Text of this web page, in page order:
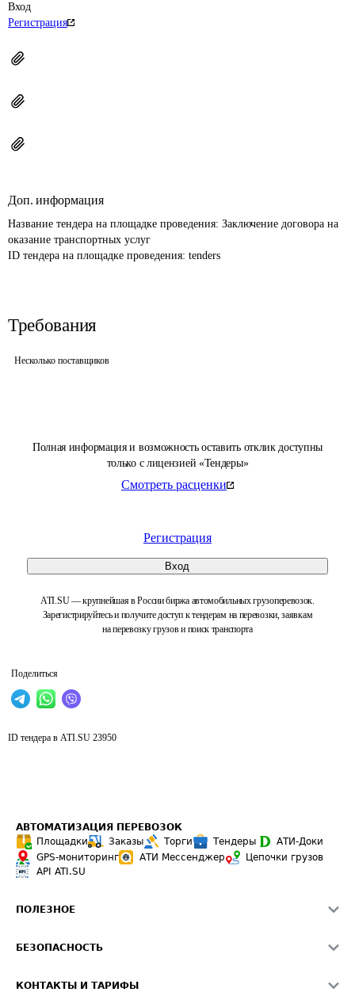
Полная информация и возможность оставить отклик доступны
только с лицензией «Тендеры»
Смотреть расценки
Регистрация
Вход
ATI.SU — крупнейшая в России биржа автомобильных грузоперевозок.
Зарегистрируйтесь и получите доступ к тендерам на перевозки, заявкам
на перевозку грузов и поиск транспорта
Поделиться
Вход
Регистрация
Доп. информация
Название тендера на площадке проведения: Заключение договора на
оказание транспортных услуг
ID тендера на площадке проведения: tenders
Требования
Несколько поставщиков
ID тендера в ATI.SU 23950
АВТОМАТИЗАЦИЯ ПЕРЕВОЗОК
Площадки
Заказы Торги Тендеры
АТИ-Доки
GPS-мониторинг
АТИ Мессенджер
Цепочки грузов
API ATI.SU
ПОЛЕЗНОЕ
Звезды ATI.SU на вашем сайте
БЕЗОПАСНОСТЬ
КОНТАКТЫ И ТАРИФЫ